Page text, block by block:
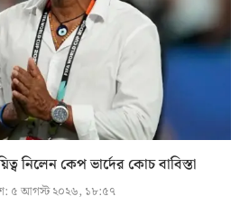
নিলেন কেপ ভার্দের কোচ বাবিস্তা
৫ আগস্ট ২০২৬, ১৮:৫৭